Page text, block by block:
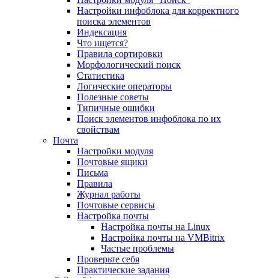
Настройки инфоблока для корректного
поиска элементов
Индексация
Что ищется?
Правила сортировки
Морфологический поиск
Статистика
Логические операторы
Полезные советы
Типичные ошибки
Поиск элементов инфоблока по их
свойствам
Почта
Настройки модуля
Почтовые ящики
Письма
Правила
Журнал работы
Почтовые сервисы
Настройка почты
Настройка почты на Linux
Настройка почты на VMBitrix
Частые проблемы
Проверьте себя
Практические задания